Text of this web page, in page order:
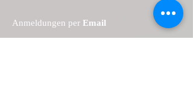
Anmeldung​en per Email